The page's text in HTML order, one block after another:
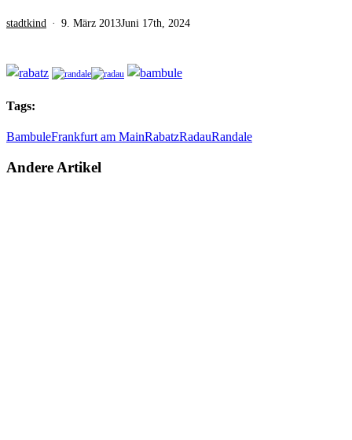
stadtkind 9. März 2013Juni 17th, 2024
Tags:
BambuleFrankfurt am MainRabatzRadauRandale
Andere Artikel